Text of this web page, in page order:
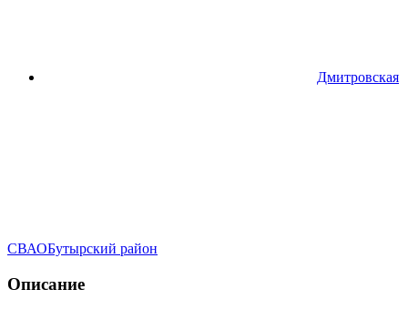
Дмитровская
СВАОБутырский район
Описание